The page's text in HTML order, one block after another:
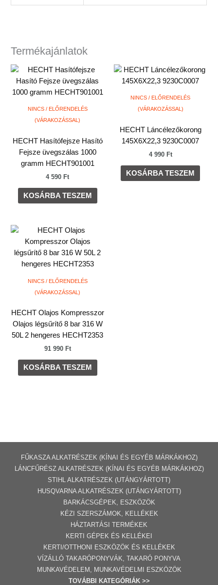
Termékajánlatok
NINCS / ELŐRENDELÉS
(VÁRAKOZÁSSAL)
HECHT Hasítófejsze Hasító
Fejsze üvegszálas 1000
gramm HECHT901001
4 590 Ft
KOSÁRBA TESZEM
NINCS / ELŐRENDELÉS
(VÁRAKOZÁSSAL)
HECHT Láncélezőkorong
145X6X22,3 9230C0007
4 990 Ft
KOSÁRBA TESZEM
NINCS / ELŐRENDELÉS
(VÁRAKOZÁSSAL)
HECHT Olajos Kompresszor
Olajos légsűrítő 8 bar 316 W
50L 2 hengeres HECHT2353
91 990 Ft
KOSÁRBA TESZEM
FŰKASZA ALKATRÉSZEK (KÍNAI ÉS EGYÉB MÁRKÁKHOZ)
LÁNCFŰRÉSZ ALKATRÉSZEK (KÍNAI ÉS EGYÉB MÁRKÁKHOZ)
STIHL ALKATRÉSZEK (UTÁNGYÁRTOTT)
HUSQVARNA ALKATRÉSZEK (UTÁNGYÁRTOTT)
BARKÁCSGÉP EK
ESZKÖZÖK
KÉZI SZERSZÁMOK, KELLÉKEK
HÁZTARTÁSI TERMÉKEK
KERTI GÉPE K ÉS KELLÉKEI
KERTI/OTTHONI ESZKÖZÖK ÉS KELLÉKEK
VÍZÁLLÓ TAKARÓPONYVÁK, TAKARÓ PONYVA
MUNKAVÉDELEM, MUNKAVÉDELMI ESZKÖZÖK
TOVÁBBI
KATEGÓRI ÁK >>